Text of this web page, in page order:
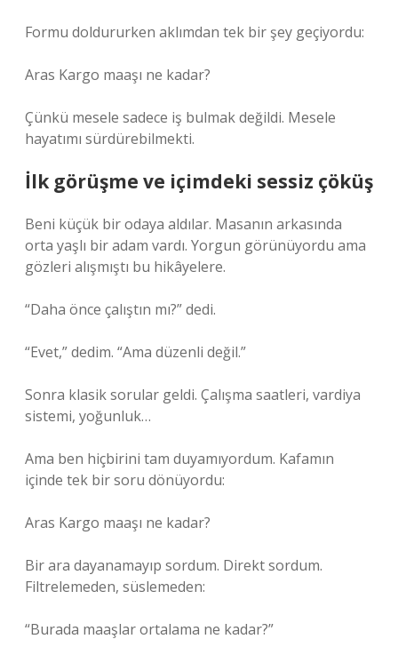
Formu doldururken aklımdan tek bir şey geçiyordu:
Aras Kargo maaşı ne kadar?
Çünkü mesele sadece iş bulmak değildi. Mesele
hayatımı sürdürebilmekti.
İlk görüşme ve içimdeki sessiz çöküş
Beni küçük bir odaya aldılar. Masanın arkasında
orta yaşlı bir adam vardı. Yorgun görünüyordu ama
gözleri alışmıştı bu hikâyelere.
“Daha önce çalıştın mı?” dedi.
“Evet,” dedim. “Ama düzenli değil.”
Sonra klasik sorular geldi. Çalışma saatleri, vardiya
sistemi, yoğunluk…
Ama ben hiçbirini tam duyamıyordum. Kafamın
içinde tek bir soru dönüyordu:
Aras Kargo maaşı ne kadar?
Bir ara dayanamayıp sordum. Direkt sordum.
Filtrelemeden, süslemeden:
“Burada maaşlar ortalama ne kadar?”